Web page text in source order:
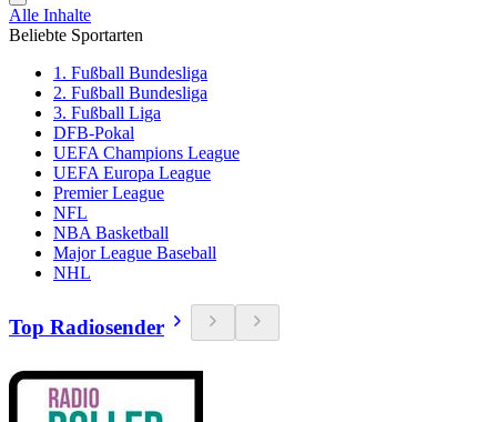
Alle Inhalte
Beliebte Sportarten
1. Fußball Bundesliga
2. Fußball Bundesliga
3. Fußball Liga
DFB-Pokal
UEFA Champions League
UEFA Europa League
Premier League
NFL
NBA Basketball
Major League Baseball
NHL
Top Radiosender